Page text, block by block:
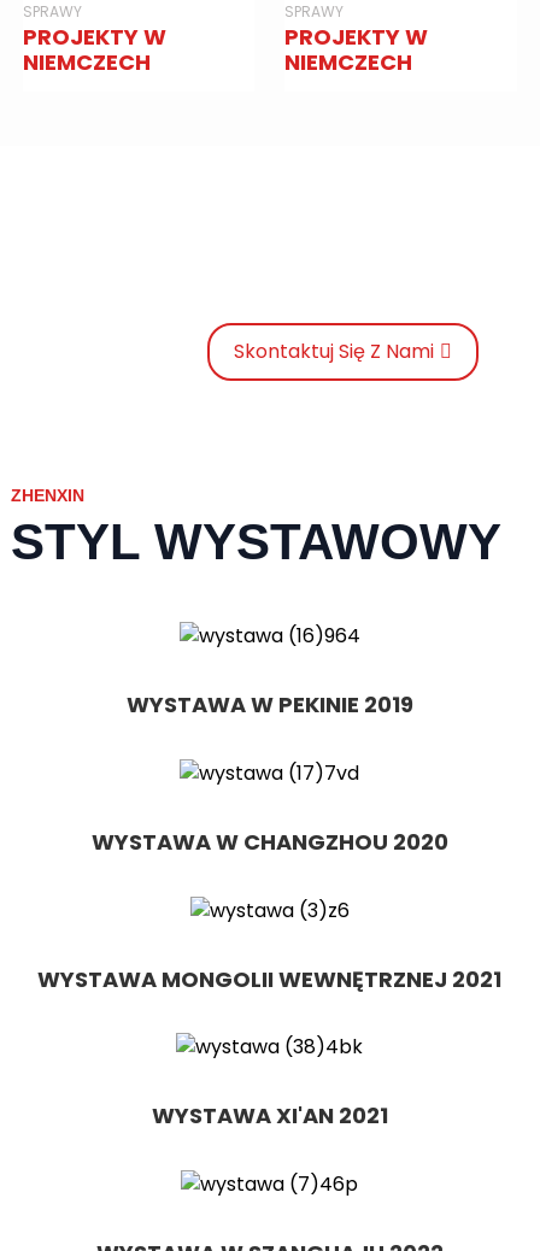
SPRAWY
PROJEKTY W
NIEMCZECH
SPRAWY
PROJEKTY W
NIEMCZECH
Skontaktuj Się Z Nami
ZHENXIN
STYL WYSTAWOWY
WYSTAWA W PEKINIE 2019
WYSTAWA W CHANGZHOU 2020
WYSTAWA MONGOLII WEWNĘTRZNEJ 2021
WYSTAWA XI'AN 2021